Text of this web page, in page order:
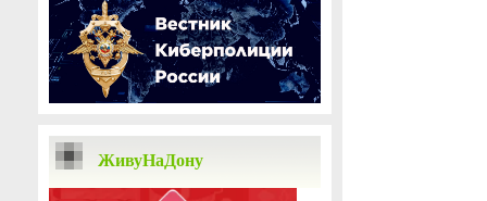
ЖивуНаДону